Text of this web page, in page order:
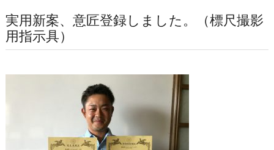
実用新案、意匠登録しました。（標尺撮影
用指示具）